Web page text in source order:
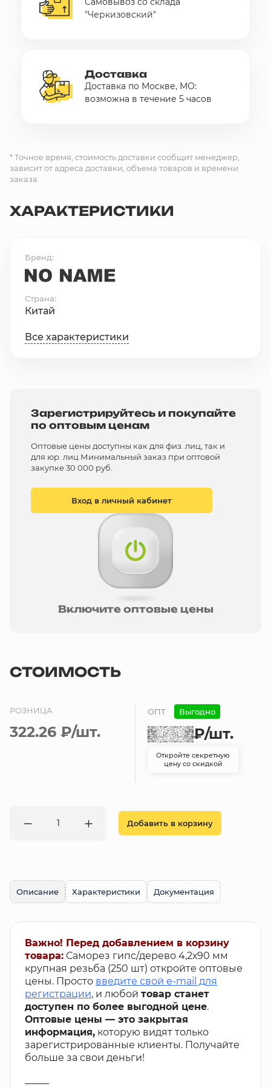
"Черкизовский"
Доставка
Доставка по Москве, МО:
возможна в течение 5 часов
* Точное время, стоимость доставки сообщит менеджер,
зависит от адреса доставки, объема товаров и времени
заказа.
ХАРАКТЕРИСТИКИ
Бренд
Страна
Китай
Все характеристики
Зарегистрируйтесь и покупайте
по оптовым ценам
Оптовые цены доступны как для физ. лиц, так и
для юр. лиц Минимальный заказ при оптовой
закупке 30 000 руб.
Вход в личный кабинет
Включите оптовые цены
СТОИМОСТЬ
РОЗНИЦА
322.26 ₽/шт.
ОПТ Выгодно
₽/шт.
Откройте секретную
цену со скидкой
Добавить в корзину
Описание Характеристики Документация
Важно! Перед добавлением в корзину
товара: Саморез гипс/дерево 4,2х90 мм
крупная резьба (250 шт) откройте оптовые
цены. Просто введите свой e-mail для
регистрации, и любой товар станет
доступен по более выгодной цене.
Оптовые цены — это закрытая
информация, которую видят только
зарегистрированные клиенты. Получайте
больше за свои деньги!